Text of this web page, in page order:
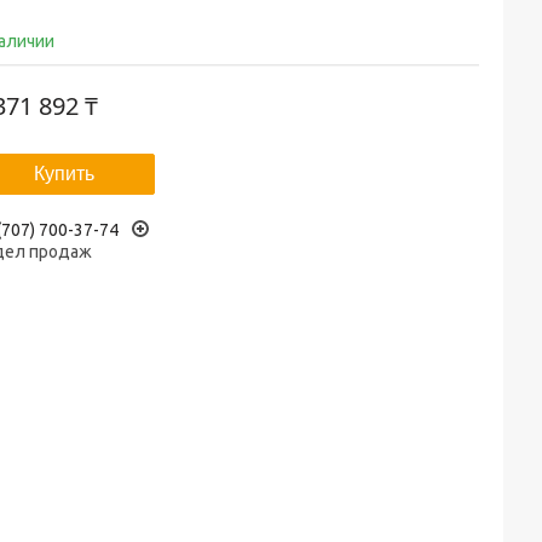
892 ₸
Купить
700-37-74
продаж